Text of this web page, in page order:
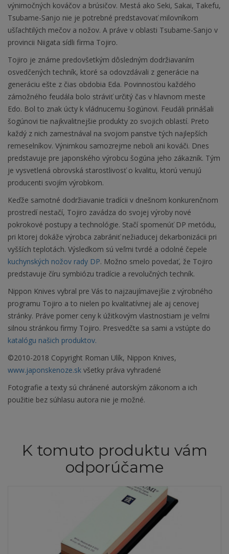
výnimočných kováčov a brúsičov. Mestá ako Seki, Sakai, Takefu,
Tsubame-Sanjo nie je potrebné predstavovať milovníkom
ušľachtilých mečov a nožov. A práve v oblasti Tsubame-Sanjo v
provincii Niigata sídli firma Tojiro.
Tojiro je známe predovšetkým dôsledným dodržiavaním
osvedčených techník, ktoré sa odovzdávali z generácie na
generáciu ešte z čias obdobia Eda. Povinnosťou každého
zámožného feudála bolo stráviť určitý čas v hlavnom meste
Edo. Bol to znak úcty k vládnucemu šogúnovi. Feudáli prinášali
šogúnovi tie najkvalitnejšie produkty zo svojich oblastí. Preto
každý z nich zamestnával na svojom panstve tých najlepších
remeselníkov. Výnimkou samozrejme neboli ani kováči. Dnes
predstavuje pre japonského výrobcu šogúna jeho zákazník. Tým
je vysvetlená obrovská starostlivosť o kvalitu, ktorú venujú
producenti svojím výrobkom.
Keďže samotné dodržiavanie tradícii v dnešnom konkurenčnom
prostredí nestačí, Tojiro zavádza do svojej výroby nové
pokrokové postupy a technológie. Stačí spomenúť DP metódu,
pri ktorej dokáže výrobca zabrániť nežiaducej dekarbonizácii pri
vyšších teplotách. Výsledkom sú veľmi tvrdé a odolné čepele
kuchynských nožov rady DP. Možno smelo povedať, že Tojiro
predstavuje číru symbiózu tradície a revolučných techník.
Nippon Knives vybral pre Vás to najzaujímavejšie z výrobného
programu Tojiro a to nielen po kvalitatívnej ale aj cenovej
stránky. Práve pomer ceny k úžitkovým vlastnostiam je veľmi
silnou stránkou firmy Tojiro. Presvedčte sa sami a vstúpte do
katalógu našich produktov.
©2010-2018 Copyright Roman Ulík, Nippon Knives,
www.japonskenoze.sk všetky práva vyhradené
Fotografie a texty sú chránené autorským zákonom a ich
použitie bez súhlasu autora nie je možné.
K tomuto produktu vám
odporúčame